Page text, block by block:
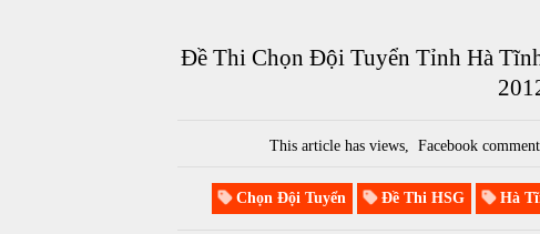
Đề Thi Chọn Đội Tuyển Tỉnh Hà
This article hasviews, Facebook
Chọn Đội Tuyển Đề Thi HSG Hà